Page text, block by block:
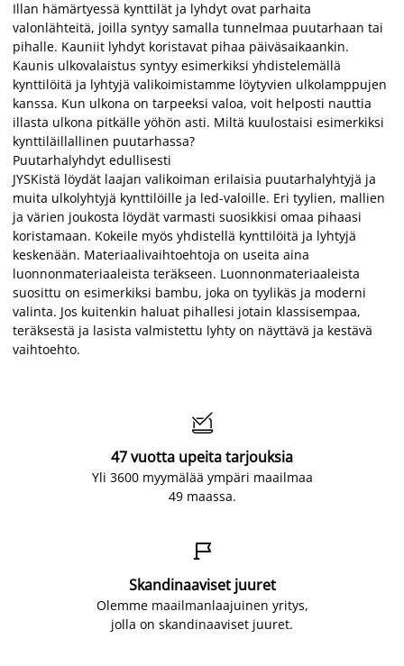
Illan hämärtyessä kynttilät ja lyhdyt ovat parhaita
valonlähteitä, joilla syntyy samalla tunnelmaa puutarhaan tai
pihalle. Kauniit lyhdyt koristavat pihaa päiväsaikaankin.
Kaunis ulkovalaistus syntyy esimerkiksi yhdistelemällä
kynttilöitä ja lyhtyjä valikoimistamme löytyvien ulkolamppujen
kanssa. Kun ulkona on tarpeeksi valoa, voit helposti nauttia
illasta ulkona pitkälle yöhön asti. Miltä kuulostaisi esimerkiksi
kynttiläillallinen puutarhassa?
Puutarhalyhdyt edullisesti
JYSKistä löydät laajan valikoiman erilaisia puutarhalyhtyjä ja
muita ulkolyhtyjä kynttilöille ja led-valoille. Eri tyylien, mallien
ja värien joukosta löydät varmasti suosikkisi omaa pihaasi
koristamaan. Kokeile myös yhdistellä kynttilöitä ja lyhtyjä
keskenään. Materiaalivaihtoehtoja on useita aina
luonnonmateriaaleista teräkseen. Luonnonmateriaaleista
suosittu on esimerkiksi bambu, joka on tyylikäs ja moderni
valinta. Jos kuitenkin haluat pihallesi jotain klassisempaa,
teräksestä ja lasista valmistettu lyhty on näyttävä ja kestävä
vaihtoehto.

47 vuotta upeita tarjouksia
Yli 3600 myymälää ympäri maailmaa
49 maassa.

Skandinaaviset juuret
Olemme maailmanlaajuinen yritys,
jolla on skandinaaviset juuret.